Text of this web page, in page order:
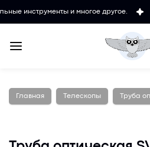
и многое другое.
Главная Телескопы Труба